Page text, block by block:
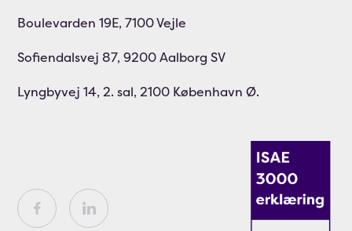
Boulevarden 19E, 7100 Vejle
Sofiendalsvej 87, 9200 Aalborg SV
Lyngbyvej 14, 2. sal, 2100 København Ø.